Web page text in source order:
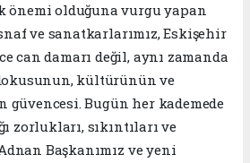
önemi olduğuna vurgu yapan
ve sanatkarlarımız, Eskişehir
can damarı değil, aynı zamanda
kültürünün ve
güvencesi. Bugün her kademede
zorlukları, sıkıntıları ve
Başkanımız ve yeni